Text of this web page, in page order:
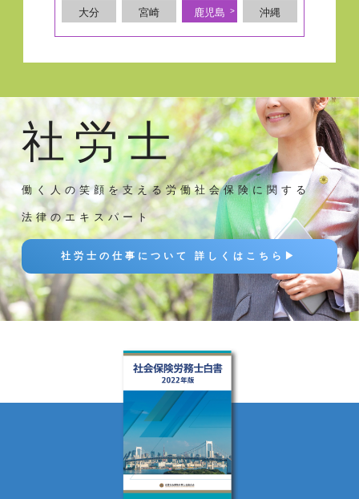
大分 宮崎 鹿児島 沖縄
社労士
働く人の笑顔を支える労働社会保険に関する
法律のエキスパート
社労士の仕事について 詳しくはこちら▶︎